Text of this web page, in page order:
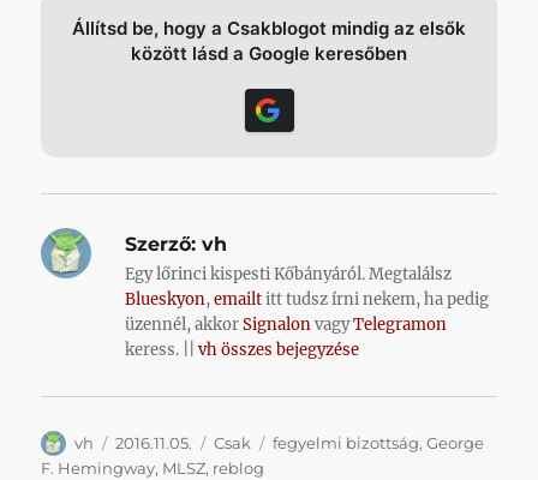
Állítsd be, hogy a Csakblogot mindig az elsők
között lásd a Google keresőben
Szerző: vh
Egy lőrinci kispesti Kőbányáról. Megtalálsz
Blueskyon,emailtitt tudsz írni nekem, ha pedig
üzennél, akkorSignalonvagyTelegramon
keress. ||vh összes bejegyzése
Szerző
vh Közzétéve
2016.11.05. Kategória
Csak Címke
fegyelmi bizottság,George
F. Hemingway, MLSZ, reblog